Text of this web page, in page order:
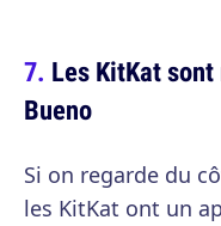
Les KitKat
Bueno
Si on regarde du
les KitKat ont un